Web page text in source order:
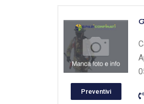
Preventivi